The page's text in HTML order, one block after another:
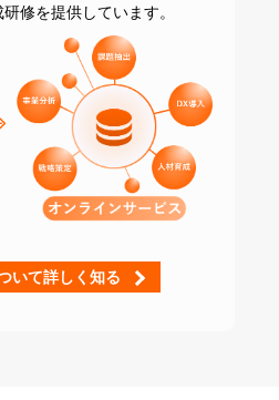
修を提供しています。
いて詳しく知る